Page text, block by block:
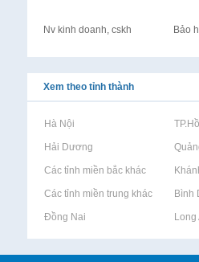
Nv kinh doanh, cskh Bảo
Xem theo tỉnh thành
Rao vặt tại Hà Nội Rao vặt tại
Rao vặt tại Hải Dương Rao vặt tại
Rao vặt tại Các tỉnh miền bắc khácRao vặt tại
Rao vặt tại Các tỉnh miền trung khácRao vặt tại Bình
Rao vặt tại Đồng Nai Rao vặt tại Long